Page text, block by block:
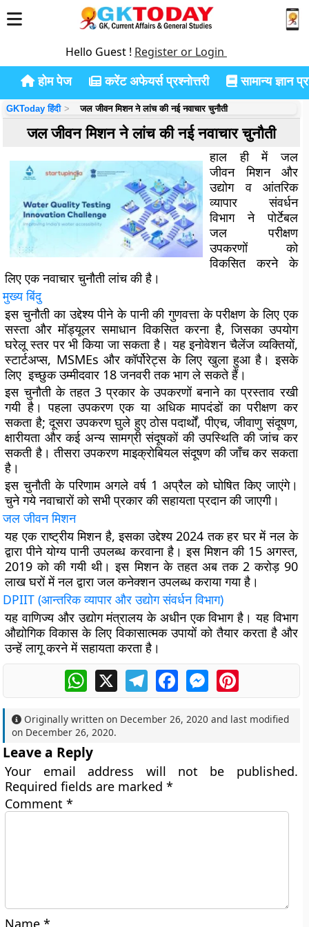
Hello Guest ! Register or Login
होम पेज करेंट अफेयर्स प्रश्नोत्तरी सामान्य ज्ञान
GKToday हिंदी जल जीवन मिशन ने लांच की नई नवाचार चुनौती
जल जीवन मिशन ने लांच की नई नवाचार चुनौती
हाल ही में जल
जीवन मिशन और
उद्योग व आंतरिक
व्यापार संवर्धन
विभाग ने पोर्टेबल
जल परीक्षण
उपकरणों को
विकसित करने के
लिए एक नवाचार चुनौती लांच की है।
मुख्य बिंदु
इस चुनौती का उद्देश्य पीने के पानी की गुणवत्ता के परीक्षण के लिए एक
सस्ता और मॉड्यूलर समाधान विकसित करना है, जिसका उपयोग
घरेलू स्तर पर भी किया जा सकता है। यह इनोवेशन चैलेंज व्यक्तियों,
स्टार्टअप्स, MSMEs और कॉर्पोरेट्स के लिए खुला हुआ है। इसके
लिए इच्छुक उम्मीदवार 18 जनवरी तक भाग ले सकते हैं।
इस चुनौती के तहत 3 प्रकार के उपकरणों बनाने का प्रस्ताव रखी
गयी है। पहला उपकरण एक या अधिक मापदंडों का परीक्षण कर
सकता है; दूसरा उपकरण घुले हुए ठोस पदार्थों, पीएच, जीवाणु संदूषण,
क्षारीयता और कई अन्य सामग्री संदूषकों की उपस्थिति की जांच कर
सकती है। तीसरा उपकरण माइक्रोबियल संदूषण की जाँच कर सकता
है।
इस चुनौती के परिणाम अगले वर्ष 1 अप्रैल को घोषित किए जाएंगे।
चुने गये नवाचारों को सभी प्रकार की सहायता प्रदान की जाएगी।
जल जीवन मिशन
यह एक राष्ट्रीय मिशन है, इसका उद्देश्य 2024 तक हर घर में नल के
द्वारा पीने योग्य पानी उपलब्ध करवाना है। इस मिशन की 15 अगस्त,
2019 को की गयी थी। इस मिशन के तहत अब तक 2 करोड़ 90
लाख घरों में नल द्वारा जल कनेक्शन उपलब्ध कराया गया है।
DPIIT (आन्तरिक व्यापार और उद्योग संवर्धन विभाग)
यह वाणिज्य और उद्योग मंत्रालय के अधीन एक विभाग है। यह विभाग
औद्योगिक विकास के लिए विकासात्मक उपायों को तैयार करता है और
उन्हें लागू करने में सहायता करता है।
WhatsApp
X TelegramFacebookMessengerPinterest
Originally written on December 26, 2020 and last modified
on December 26, 2020.
Leave a Reply
Your email address will not be published.
Required fields are marked*
Comment*
Name*